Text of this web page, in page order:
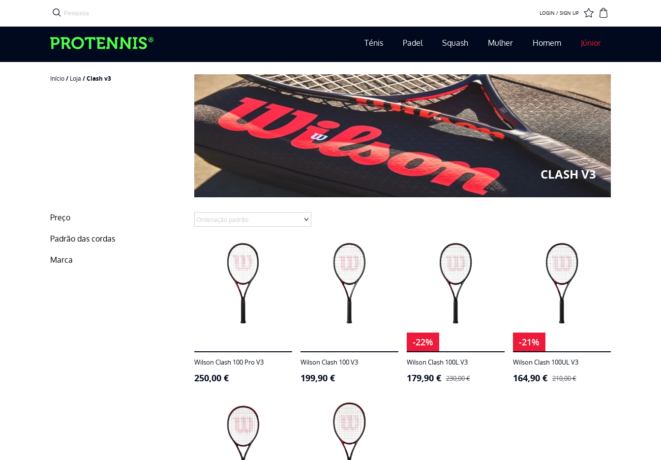
LOGIN / SIGN UP
Ténis Padel Squash Mulher Homem Júnior
Início/ Loja / Clash v3
CLASH V3
Preço
Padrão das cordas
Marca
Wilson Clash 100 Pro V3
250,00 €
Wilson Clash 100 V3
199,90 €
-22%
Wilson Clash 100L V3
230,00€
O
preço
179,90 €
O
preço
-21%
Wilson Clash 100UL V3
210,00€
O
preço
164,90 €
O
preço